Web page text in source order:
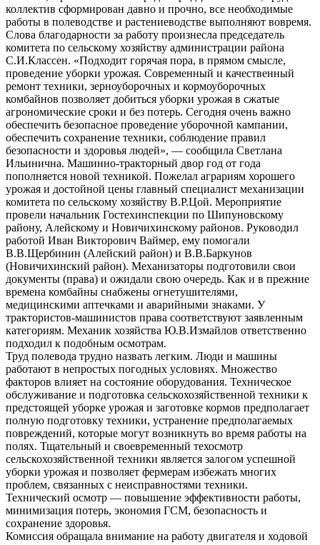
коллектив сформирован давно и прочно, все необходимые
работы в полеводстве и растениеводстве выполняют вовремя.
Слова благодарности за работу произнесла председатель
комитета по сельскому хозяйству администрации района
С.И.Классен. «Подходит горячая пора, в прямом смысле,
проведение уборки урожая. Современный и качественный
ремонт техники, зерноуборочных и кормоуборочных
комбайнов позволяет добиться уборки урожая в сжатые
агрономические сроки и без потерь. Сегодня очень важно
обеспечить безопасное проведение уборочной кампании,
обеспечить сохранение техники, соблюдение правил
безопасности и здоровья людей», — сообщила Светлана
Ильинична. Машинно-тракторный двор год от года
пополняется новой техникой. Пожелал аграриям хорошего
урожая и достойной цены главный специалист механизации
комитета по сельскому хозяйству В.Р.Цой. Мероприятие
провели начальник Гостехинспекции по Шипуновскому
району, Алейскому и Новичихинскому районов. Руководил
работой Иван Викторович Ваймер, ему помогали
В.В.Щербинин (Алейский район) и В.В.Баркунов
(Новичихинский район). Механизаторы подготовили свои
документы (права) и ожидали свою очередь. Как и в прежние
времена комбайны снабжены огнетушителями,
медицинскими аптечками и аварийными знаками. У
трактористов-машинистов права соответствуют заявленным
категориям. Механик хозяйства Ю.В.Измайлов ответственно
подходил к подобным осмотрам.
Труд полевода трудно назвать легким. Люди и машины
работают в непростых погодных условиях. Множество
факторов влияет на состояние оборудования. Техническое
обслуживание и подготовка сельскохозяйственной техники к
предстоящей уборке урожая и заготовке кормов предполагает
полную подготовку техники, устранение предполагаемых
повреждений, которые могут возникнуть во время работы на
полях. Тщательный и своевременный техосмотр
сельскохозяйственной техники является залогом успешной
уборки урожая и позволяет фермерам избежать многих
проблем, связанных с неисправностями техники.
Технический осмотр — повышение эффективности работы,
минимизация потерь, экономия ГСМ, безопасность и
сохранение здоровья.
Комиссия обращала внимание на работу двигателя и ходовой